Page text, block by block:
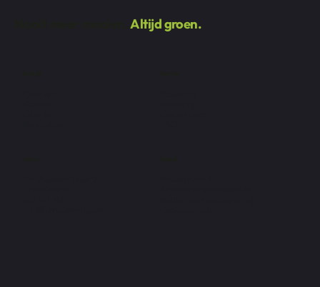
Nooit meer maaien.Altijd groen.